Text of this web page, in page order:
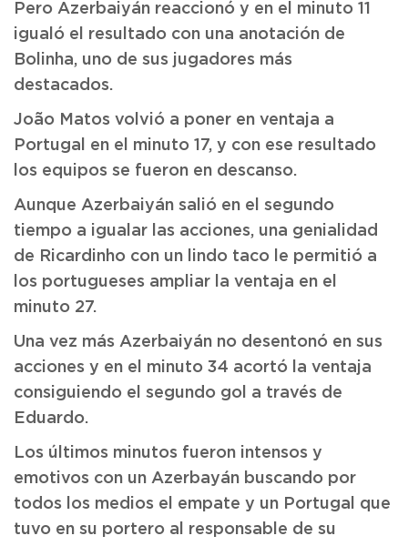
Pero Azerbaiyán reaccionó y en el minuto 11
igualó el resultado con una anotación de
Bolinha, uno de sus jugadores más
destacados.
João Matos volvió a poner en ventaja a
Portugal en el minuto 17, y con ese resultado
los equipos se fueron en descanso.
Aunque Azerbaiyán salió en el segundo
tiempo a igualar las acciones, una genialidad
de Ricardinho con un lindo taco le permitió a
los portugueses ampliar la ventaja en el
minuto 27.
Una vez más Azerbaiyán no desentonó en sus
acciones y en el minuto 34 acortó la ventaja
consiguiendo el segundo gol a través de
Eduardo.
Los últimos minutos fueron intensos y
emotivos con un Azerbayán buscando por
todos los medios el empate y un Portugal que
tuvo en su portero al responsable de su